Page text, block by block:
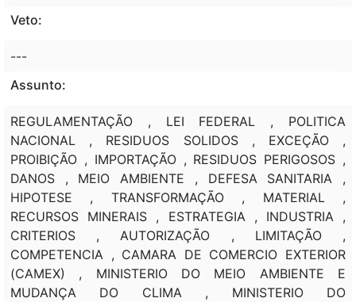
Veto:
---
Assunto:
REGULAMENTAÇÃO , LEI FEDERAL , POLITICA
NACIONAL , RESIDUOS SOLIDOS , EXCEÇÃO ,
PROIBIÇÃO , IMPORTAÇÃO , RESIDUOS PERIGOSOS ,
DANOS , MEIO AMBIENTE , DEFESA SANITARIA ,
HIPOTESE , TRANSFORMAÇÃO , MATERIAL ,
RECURSOS MINERAIS , ESTRATEGIA , INDUSTRIA ,
CRITERIOS , AUTORIZAÇÃO , LIMITAÇÃO ,
COMPETENCIA , CAMARA DE COMERCIO EXTERIOR
(CAMEX) , MINISTERIO DO MEIO AMBIENTE E
MUDANÇA DO CLIMA , MINISTERIO DO